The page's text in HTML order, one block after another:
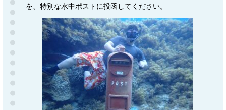
を、特別な水中ポストに投函してください。